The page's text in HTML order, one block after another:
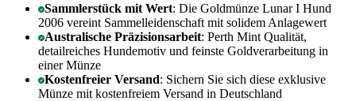
Sammlerstück mit Wert: Die Goldmünze Lunar I Hund
2006 vereint Sammelleidenschaft mit solidem Anlagewert
Australische Präzisionsarbeit: Perth Mint Qualität,
detailreiches Hundemotiv und feinste Goldverarbeitung in
einer Münze
Kostenfreier Versand: Sichern Sie sich diese exklusive
Münze mit kostenfreiem Versand in Deutschland